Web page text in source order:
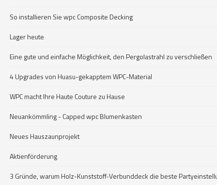
So installieren Sie wpc Composite Decking
Lager heute
Eine gute und einfache Möglichkeit, den Pergolastrahl zu verschließen
4 Upgrades von Huasu-gekapptem WPC-Material
WPC macht Ihre Haute Couture zu Hause
Neuankömmling - Capped wpc Blumenkasten
Neues Hauszaunprojekt
Aktienförderung
3 Gründe, warum Holz-Kunststoff-Verbunddeck die beste